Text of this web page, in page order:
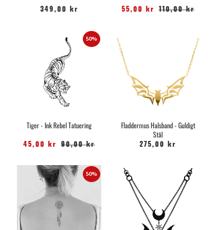
349,00 kr 55,00 kr 110,00 kr
50%
Tiger - Ink Rebel Tatuering
45,00 kr 90,00 kr
Fladdermus Halsband - Guldigt
Stål
275,00 kr
50%